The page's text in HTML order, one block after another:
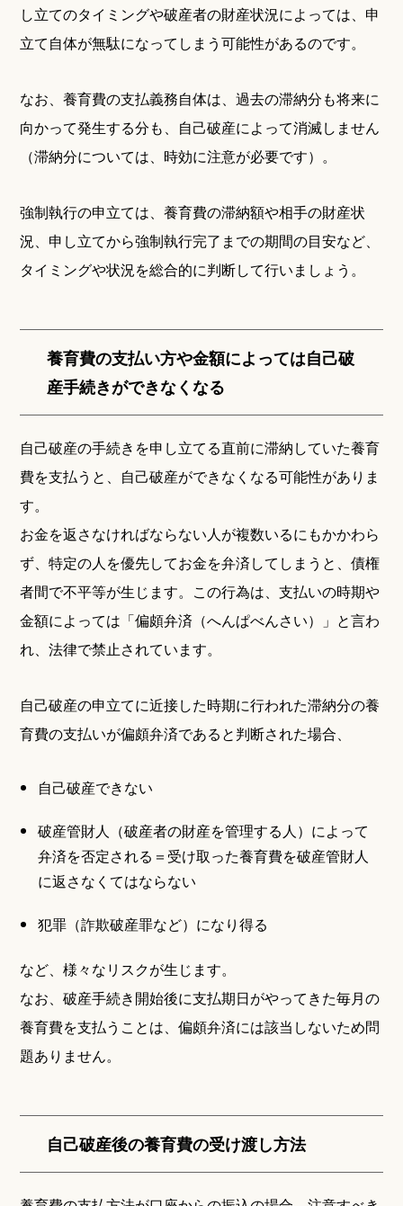
し立てのタイミングや破産者の財産状況によっては、申
立て自体が無駄になってしまう可能性があるのです。
なお、養育費の支払義務自体は、過去の滞納分も将来に
向かって発生する分も、自己破産によって消滅しません
（滞納分については、時効に注意が必要です）。
強制執行の申立ては、養育費の滞納額や相手の財産状
況、申し立てから強制執行完了までの期間の目安など、
タイミングや状況を総合的に判断して行いましょう。
養育費の支払い方や金額によっては自己破
産手続きができなくなる
自己破産の手続きを申し立てる直前に滞納していた養育
費を支払うと、自己破産ができなくなる可能性がありま
す。
お金を返さなければならない人が複数いるにもかかわら
ず、特定の人を優先してお金を弁済してしまうと、債権
者間で不平等が生じます。この行為は、支払いの時期や
金額によっては「偏頗弁済（へんぱべんさい）」と言わ
れ、法律で禁止されています。
自己破産の申立てに近接した時期に行われた滞納分の養
育費の支払いが偏頗弁済であると判断された場合、
自己破産できない
破産管財人（破産者の財産を管理する人）によって
弁済を否定される＝受け取った養育費を破産管財人
に返さなくてはならない
犯罪（詐欺破産罪など）になり得る
など、様々なリスクが生じます。
なお、破産手続き開始後に支払期日がやってきた毎月の
養育費を支払うことは、偏頗弁済には該当しないため問
題ありません。
自己破産後の養育費の受け渡し方法